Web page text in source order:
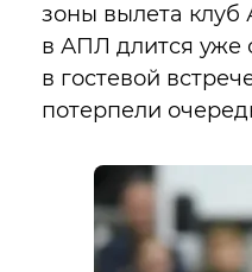
зоны вылета клуб
в АПЛ длится уже
в гостевой
потерпели